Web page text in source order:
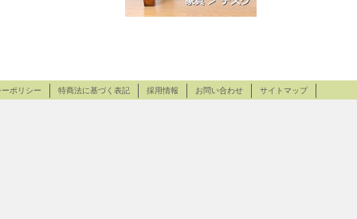
ポリシー 特商法に基づく表記 採用情報 お問い合わせ サイトマップ